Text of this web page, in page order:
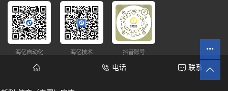
海亿自动化 海亿技术 抖音账号
电话 联系